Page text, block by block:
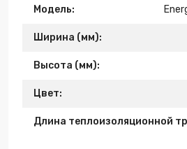
Модель:
Ширина (мм):
Высота (мм):
Цвет:
Длина теплоизоляционной